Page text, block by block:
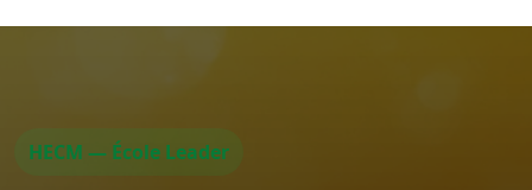
HECM — École Leader